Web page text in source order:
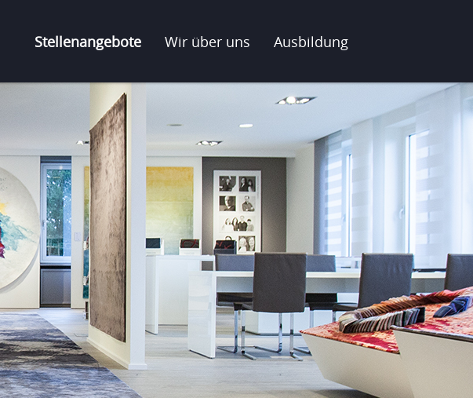
Stellenangebote Wir über uns Ausbildung